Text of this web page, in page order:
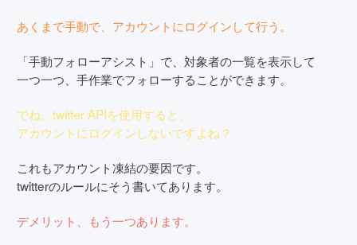
あくまで手動で、アカウントにログインして行う。
「手動フォローアシスト」で、対象者の一覧を表示して
一つ一つ、手作業でフォローすることができます。
でね、twitter APIを使用すると、
アカウントにログインしないですよね？
これもアカウント凍結の要因です。
twitterのルールにそう書いてあります。
デメリット、もう一つあります。